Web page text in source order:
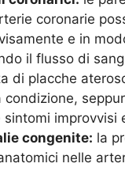
coronarie
e in
il flusso di
di placche
condizione,
sintomi improvvisi
congenite: la
nelle